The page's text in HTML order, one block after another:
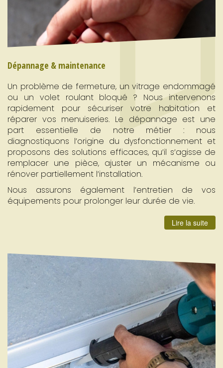
Dépannage & maintenance
Un problème de fermeture, un vitrage endommagé
ou un volet roulant bloqué ? Nous intervenons
rapidement pour sécuriser votre habitation et
réparer vos menuiseries. Le dépannage est une
part essentielle de notre métier : nous
diagnostiquons l’origine du dysfonctionnement et
proposons des solutions efficaces, qu’il s’agisse de
remplacer une pièce, ajuster un mécanisme ou
rénover partiellement l’installation.
Nous assurons également l’entretien de vos
équipements pour prolonger leur durée de vie.
Lire la suite